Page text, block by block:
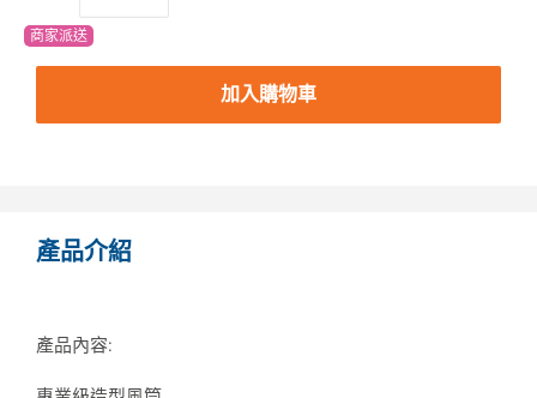
商家派送
加入購物車
產品介紹
產品內容: